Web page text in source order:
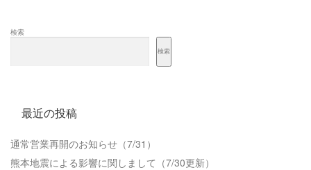
検索
検索
最近の投稿
通常営業再開のお知らせ（7/31）
熊本地震による影響に関しまして（7/30更新）